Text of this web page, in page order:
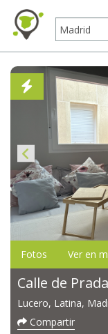
Fotos Ver en
Calle de
Lucero, Latina,
Compartir